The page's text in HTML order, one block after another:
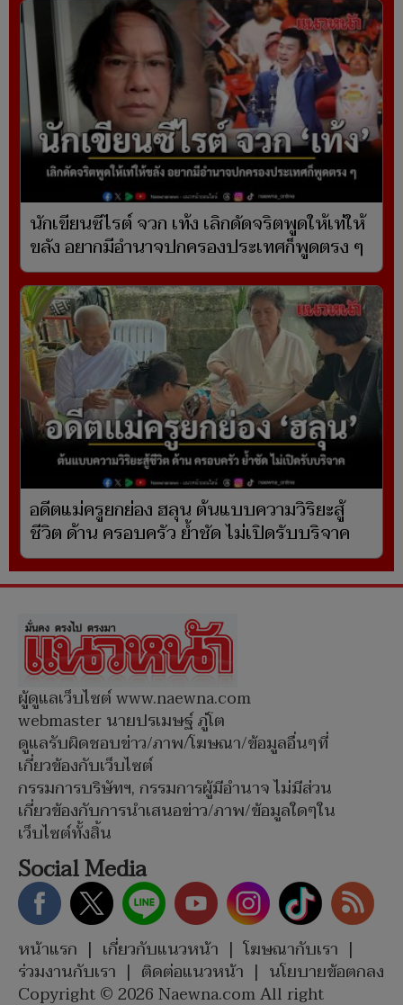
นักเขียนซีไรต์ จวก เท้ง เลิกดัดจริตพูดให้เท่ให้
ขลัง อยากมีอำนาจปกครองประเทศก็พูดตรง ๆ
อดีตแม่ครูยกย่อง ฮลุน ต้นแบบความวิริยะสู้
ชีวิต ด้าน ครอบครัว ย้ำชัด ไม่เปิดรับบริจาค
ผู้ดูแลเว็บไซต์ www.naewna.com
webmaster นายปรเมษฐ์ ภู่โต
ดูแลรับผิดชอบข่าว/ภาพ/โฆษณา/ข้อมูลอื่นๆที่
เกี่ยวข้องกับเว็บไซต์
กรรมการบริษัทฯ, กรรมการผู้มีอำนาจ ไม่มีส่วน
เกี่ยวข้องกับการนำเสนอข่าว/ภาพ/ข้อมูลใดๆใน
เว็บไซต์ทั้งสิ้น
Social Media
หน้าแรก | เกี่ยวกับแนวหน้า | โฆษณากับเรา |
ร่วมงานกับเรา | ติดต่อแนวหน้า | นโยบายข้อตกลง
Copyright © 2026 Naewna.com All right